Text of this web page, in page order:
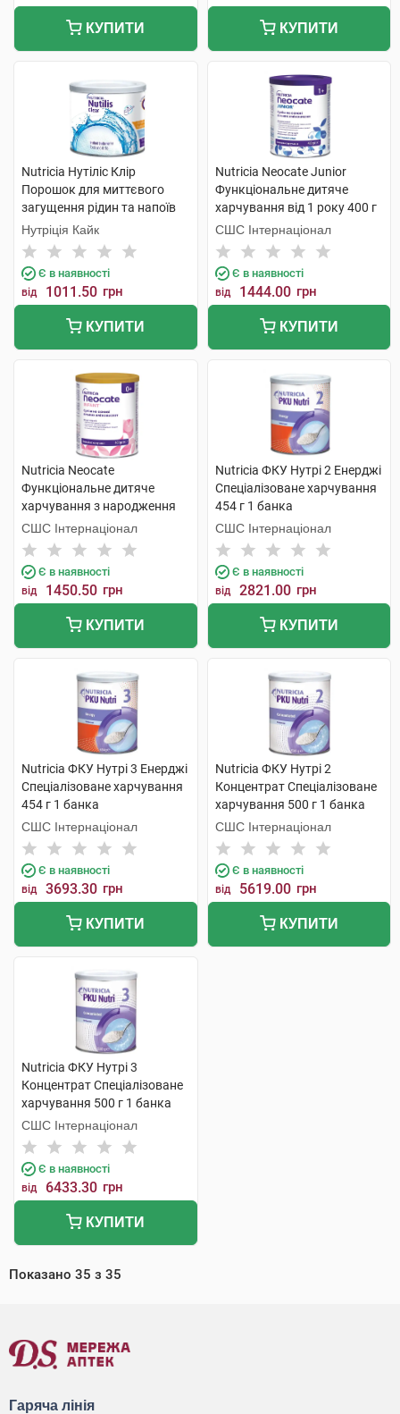
КУПИТИ КУПИТИ
Nutricia Нутіліс Клір
Порошок для миттєвого
загущення рідин та напоїв
175 мл 1 банка
Нутріція Кайк
Є в наявності
від 1011.50 грн
КУПИТИ
Nutricia Neocate Junior
Функціональне дитяче
харчування від 1 року 400 г
1 банка
СШС Інтернаціонал
Є в наявності
від 1444.00 грн
КУПИТИ
Nutricia Neocate
Функціональне дитяче
харчування з народження
400 г 1 банка
СШС Інтернаціонал
Є в наявності
від 1450.50 грн
КУПИТИ
Nutricia ФКУ Нутрі 2 Енерджі
Спеціалізоване харчування
454 г 1 банка
СШС Інтернаціонал
Є в наявності
від 2821.00 грн
КУПИТИ
Nutricia ФКУ Нутрі 3 Енерджі
Спеціалізоване харчування
454 г 1 банка
СШС Інтернаціонал
Є в наявності
від 3693.30 грн
КУПИТИ
Nutricia ФКУ Нутрі 2
Концентрат Спеціалізоване
харчування 500 г 1 банка
СШС Інтернаціонал
Є в наявності
від 5619.00 грн
КУПИТИ
Nutricia ФКУ Нутрі 3
Концентрат Спеціалізоване
харчування 500 г 1 банка
СШС Інтернаціонал
Є в наявності
від 6433.30 грн
КУПИТИ
Показано 35 з 35
Гаряча лінія